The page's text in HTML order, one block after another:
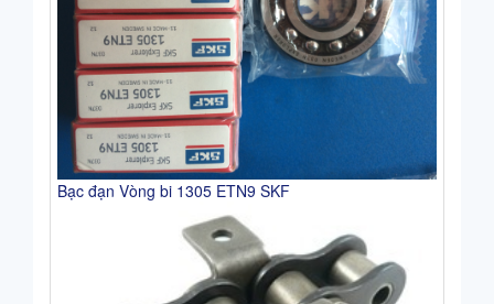
Bạc đạn Vòng bi 1305 ETN9 SKF